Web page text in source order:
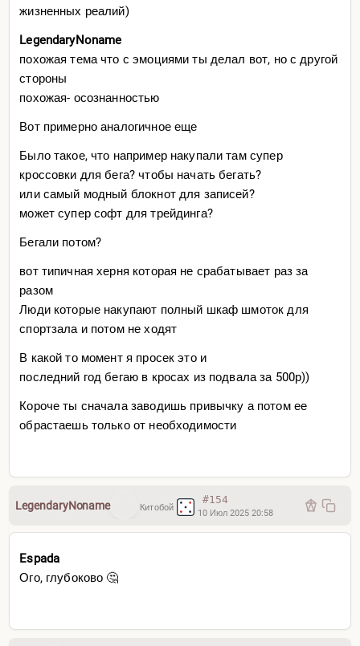
жизненных реалий)
LegendaryNoname
похожая тема что с эмоциями ты делал вот, но с другой
стороны
похожая- осознанностью
Вот примерно аналогичное еще
Было такое, что например накупали там супер
кроссовки для бега? чтобы начать бегать?
или самый модный блокнот для записей?
может супер софт для трейдинга?
Бегали потом?
вот типичная херня которая не срабатывает раз за
разом
Люди которые накупают полный шкаф шмоток для
спортзала и потом не ходят
В какой то момент я просек это и
последний год бегаю в кросах из подвала за 500р))
Короче ты сначала заводишь привычку а потом ее
обрастаешь только от необходимости
LegendaryNoname Китобой
#154
10 Июл 2025 20:58
Espada
Ого, глубоково 🤔